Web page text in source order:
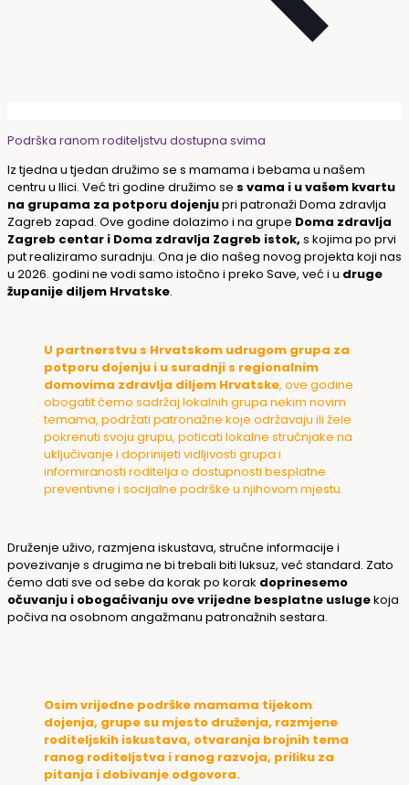
Podrška ranom roditeljstvu dostupna svima
Iz tjedna u tjedan družimo se s mamama i bebama u našem
centru u Ilici. Već tri godine družimo se s vama i u vašem kvartu
na grupama za potporu dojenjupri patronaži Doma zdravlja
Zagreb zapad. Ove godine dolazimo i na grupe Doma zdravlja
Zagreb centar i Doma zdravlja Zagreb istok, s kojima po prvi
put realiziramo suradnju. Ona je dio našeg novog projekta koji nas
u 2026. godini ne vodi samo istočno i preko Save, već i u druge
županije diljem Hrvatske.
U partnerstvu s Hrvatskom udrugom grupa za
potporu dojenju i u suradnji s regionalnim
domovima zdravlja diljem Hrvatske, ove godine
obogatit ćemo sadržaj lokalnih grupa nekim novim
temama, podržati patronažne koje održavaju ili žele
pokrenuti svoju grupu, poticati lokalne stručnjake na
uključivanje i doprinijeti vidljivosti grupa i
informiranosti roditelja o dostupnosti besplatne
preventivne i socijalne podrške u njihovom mjestu.
Druženje uživo, razmjena iskustava, stručne informacije i
povezivanje s drugima ne bi trebali biti luksuz, već standard. Zato
ćemo dati sve od sebe da korak po korak doprinesemo
očuvanju i obogaćivanju ove vrijedne besplatne uslugekoja
počiva na osobnom angažmanu patronažnih sestara.
Osim vrijedne podrške mamama tijekom
dojenja, grupe su mjesto druženja, razmjene
roditeljskih iskustava, otvaranja brojnih tema
ranog roditeljstva i ranog razvoja, priliku za
pitanja i dobivanje odgovora.